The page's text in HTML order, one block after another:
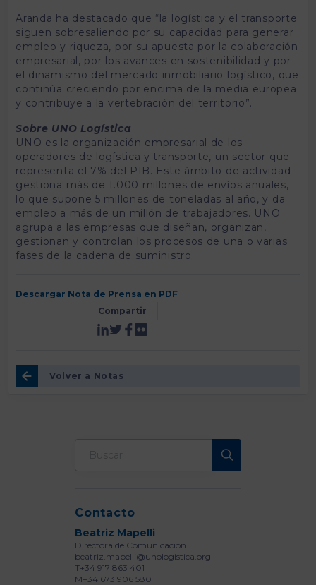
Aranda ha destacado que “la logística y el transporte
siguen sobresaliendo por su capacidad para generar
empleo y riqueza, por su apuesta por la colaboración
empresarial, por los avances en sostenibilidad y por
el dinamismo del mercado inmobiliario logístico, que
continúa creciendo por encima de la media europea
y contribuye a la vertebración del territorio”.
Sobre UNO Logística
UNO es la organización empresarial de los
operadores de logística y transporte, un sector que
representa el 7% del PIB. Este ámbito de actividad
gestiona más de 1.000 millones de envíos anuales,
lo que supone 5 millones de toneladas al año, y da
empleo a más de un millón de trabajadores. UNO
agrupa a las empresas que diseñan, organizan,
gestionan y controlan los procesos de una o varias
fases de la cadena de suministro.
Descargar Nota de Prensa en PDF
Compartir
Volver a Notas
Contacto
Beatriz Mapelli
Directora de Comunicación
beatriz.mapelli@unologistica.org
T+34 917 863 401
M+34 673 906 580